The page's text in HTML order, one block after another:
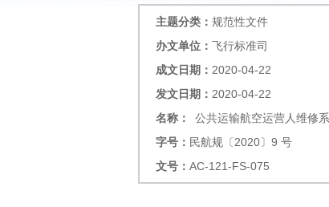
主题分类： 规范性文件
办文单位： 飞行标准司
成文日期： 2020-04-22
发文日期： 2020-04-22
名称：
公共运输航空运营人维修
字号： 民航规〔2020〕9 号
文号： AC-121-FS-075